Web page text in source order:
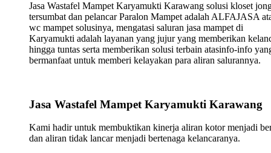
Jasa Wastafel Mampet Karyamukti Karawang solusi kloset
tersumbat dan pelancar Paralon Mampet adalah ALFAJASA
wc mampet solusinya, mengatasi saluran jasa mampet di
Karyamukti adalah layanan yang jujur yang memberikan
hingga tuntas serta memberikan solusi terbain atasinfo-info
bermanfaat untuk memberi kelayakan para aliran salurannya.
Jasa Wastafel Mampet Karyamukti Karawang
Kami hadir untuk membuktikan kinerja aliran kotor menjadi
dan aliran tidak lancar menjadi bertenaga kelancaranya.